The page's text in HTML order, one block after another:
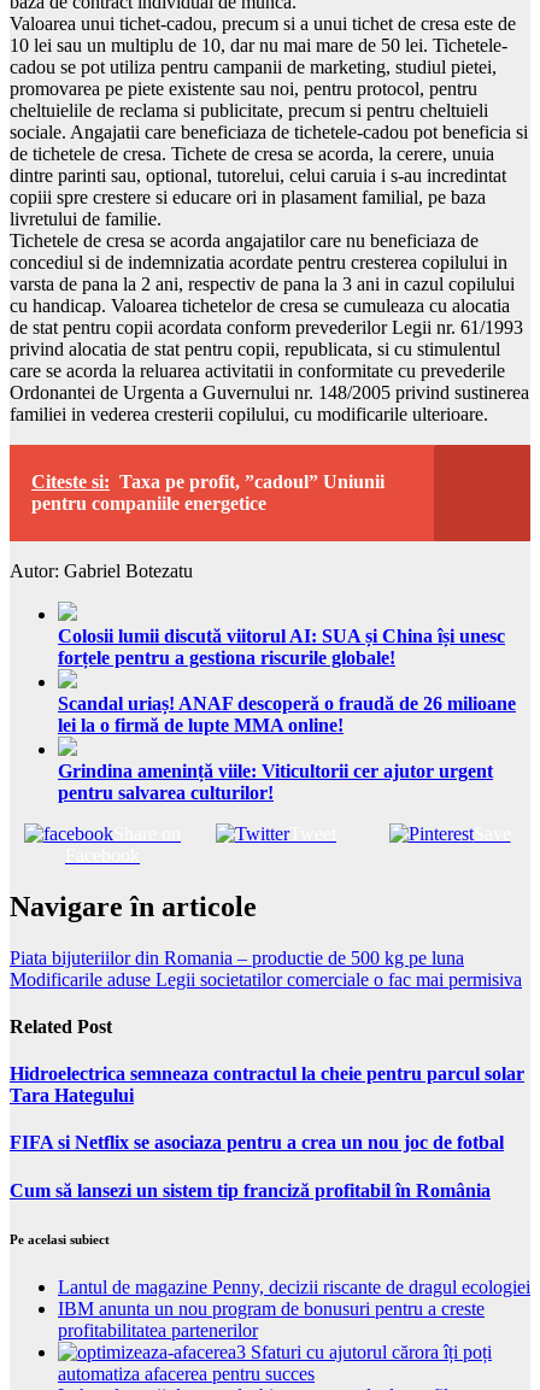
Valoarea unui tichet-cadou, precum si a unui tichet de cresa este de
10 lei sau un multiplu de 10, dar nu mai mare de 50 lei. Tichetele-
cadou se pot utiliza pentru campanii de marketing, studiul pietei,
promovarea pe piete existente sau noi, pentru protocol, pentru
cheltuielile de reclama si publicitate, precum si pentru cheltuieli
sociale. Angajatii care beneficiaza de tichetele-cadou pot beneficia si
de tichetele de cresa. Tichete de cresa se acorda, la cerere, unuia
dintre parinti sau, optional, tutorelui, celui caruia i s-au incredintat
copiii spre crestere si educare ori in plasament familial, pe baza
livretului de familie.
Tichetele de cresa se acorda angajatilor care nu beneficiaza de
concediul si de indemnizatia acordate pentru cresterea copilului in
varsta de pana la 2 ani, respectiv de pana la 3 ani in cazul copilului
cu handicap. Valoarea tichetelor de cresa se cumuleaza cu alocatia
de stat pentru copii acordata conform prevederilor Legii nr. 61/1993
privind alocatia de stat pentru copii, republicata, si cu stimulentul
care se acorda la reluarea activitatii in conformitate cu prevederile
Ordonantei de Urgenta a Guvernului nr. 148/2005 privind sustinerea
familiei in vederea cresterii copilului, cu modificarile ulterioare.
Citeste si: Taxa pe profit, ”cadoul” Uniunii
pentru companiile energetice
Autor: Gabriel Botezatu
Colosii lumii discută viitorul AI: SUA și China își unesc
forțele pentru a gestiona riscurile globale!
Scandal uriaș! ANAF descoperă o fraudă de 26 milioane
lei la o firmă de lupte MMA online!
Grindina amenință viile: Viticultorii cer ajutor urgent
pentru salvarea culturilor!
Tweet Save
Navigare în articole
Piata bijuteriilor din Romania – productie de 500 kg pe luna
Modificarile aduse Legii societatilor comerciale o fac mai permisiva
Related Post
Hidroelectrica semneaza contractul la cheie pentru parcul solar
Tara Hategului
FIFA si Netflix se asociaza pentru a crea un nou joc de fotbal
Cum să lansezi un sistem tip franciză profitabil în România
Pe acelasi subiect
Lantul de magazine Penny, decizii riscante de dragul ecologiei
IBM anunta un nou program de bonusuri pentru a creste
profitabilitatea partenerilor
3 Sfaturi cu ajutorul cărora îți poți
automatiza afacerea pentru succes